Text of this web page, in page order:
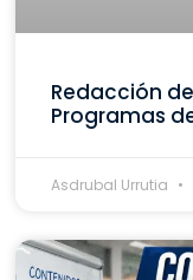
Redacción
Programas
Asdrubal Urrutia